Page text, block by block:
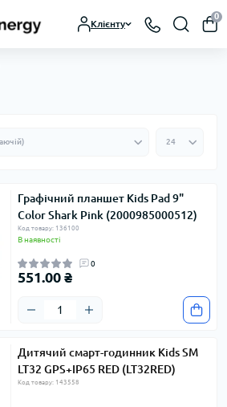
Клієнту
0
Графічний планшет Kids Pad 9"
Color Shark Pink (2000985000512)
Код товару: 136100
В наявності
0
551.00 ₴
Дитячий смарт-годинник Kids SM
LT32 GPS+IP65 RED (LT32RED)
Код товару: 143558